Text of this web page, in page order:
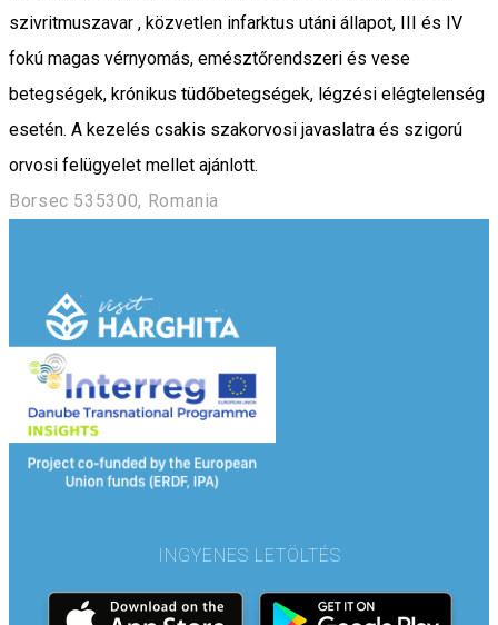
szivritmuszavar , közvetlen infarktus utáni állapot, III és IV
fokú magas vérnyomás, emésztőrendszeri és vese
betegségek, krónikus tüdőbetegségek, légzési elégtelenség
esetén. A kezelés csakis szakorvosi javaslatra és szigorú
orvosi felügyelet mellet ajánlott.
Borsec 535300, Romania
INGYENES LETÖLTÉS